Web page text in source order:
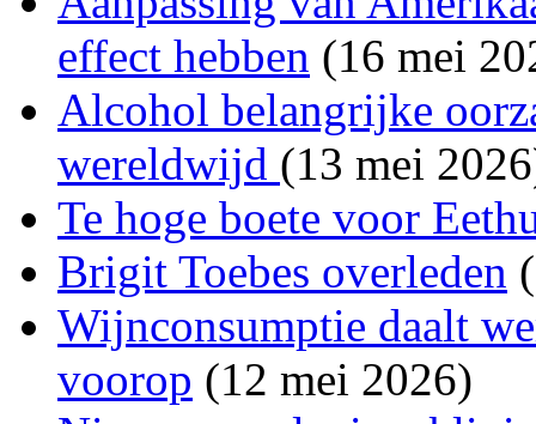
effect hebben (16 mei
Alcohol belangrijke
wereldwijd (13 mei
Te hoge boete voor
Brigit Toebes overleden
Wijnconsumptie daalt
voorop (12 mei 2026)